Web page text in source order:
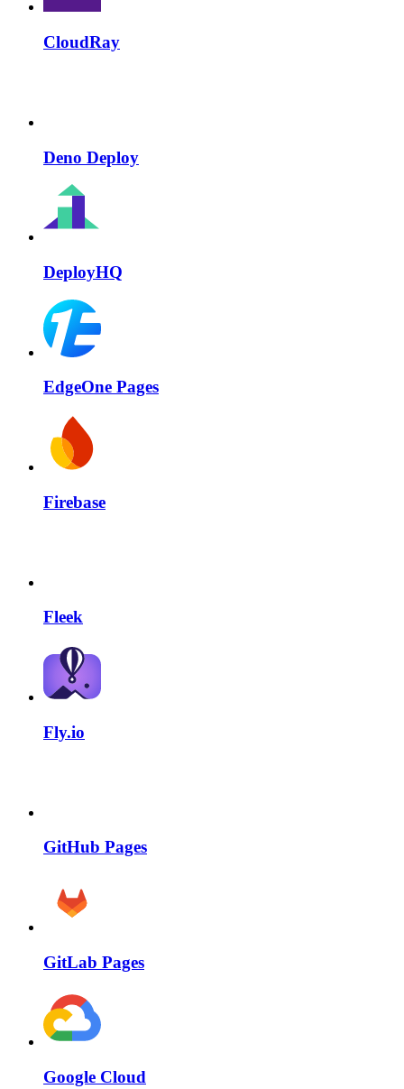
CloudRay
Deno Deploy
DeployHQ
EdgeOne Pages
Firebase
Fleek
Fly.io
GitHub Pages
GitLab Pages
Google Cloud